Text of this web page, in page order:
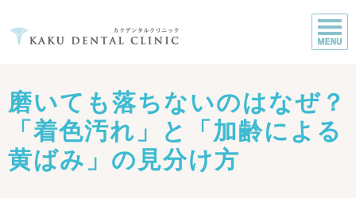
磨いても落ちないのはなぜ？
「着色汚れ」と「加齢による
黄ばみ」の見分け方